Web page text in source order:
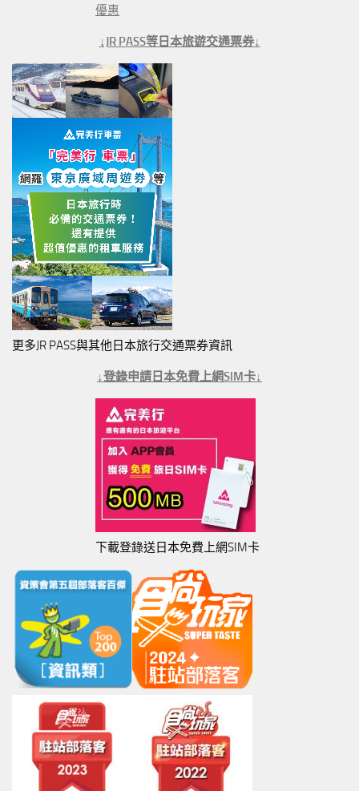
優惠
↓JR PASS等日本旅遊交通票券↓
更多JR PASS與其他日本旅行交通票券資訊
↓登錄申請日本免費上網SIM卡↓
下載登錄送日本免費上網SIM卡